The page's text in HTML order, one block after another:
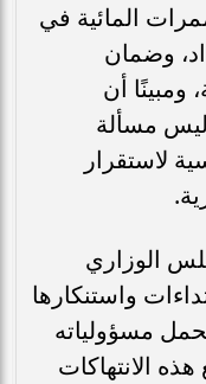
المائية في
وضمان
ومبينًا أن
ليس مسألة
لاستقرار
الوزاري
واستنكارها
مسؤولياته
الانتهاكات